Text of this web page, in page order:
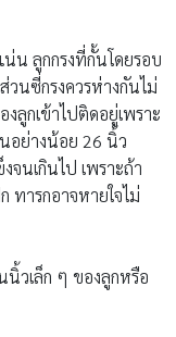
น ลูกกรงที่กั้นโดยรอบ
นซี่กรงควรห่างกันไม่
ลูกเข้าไปติดอยู่เพราะ
อย่างน้อย 26 นิ้ว
จนเกินไป เพราะถ้า
ทารกอาจหายใจไม่
นิ้วเล็ก ๆ ของลูกหรือ